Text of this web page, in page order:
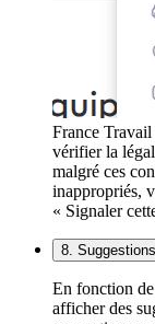
France
vérifier la
malgré ces
inappropriés,
« Signaler
8.
En fonction
afficher des